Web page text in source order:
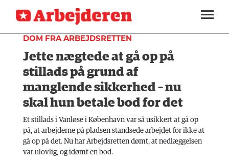
SEKTIONER
ARBEJDEREN
MENER
FAGLIGT
UDLAND
KULTUR
SOUNDCLOUD
ABONNER
LOG IND
DOM FRA ARBEJDSRETTEN
Jette nægtede at gå op på
stillads på grund af
manglende sikkerhed – nu
skal hun betale bod for det
Et stillads i Vanløse i København var så usikkert at gå op
på, at arbejderne på pladsen standsede arbejdet for ikke at
gå op på det. Nu har Arbejdsretten dømt, at nedlæggelsen
var ulovlig, og idømt en bod.